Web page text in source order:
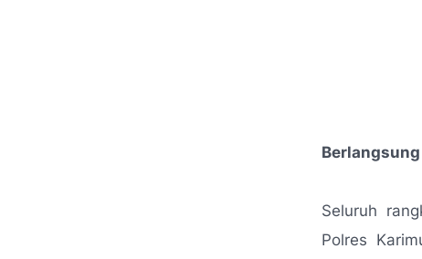
Seluruh
Polres